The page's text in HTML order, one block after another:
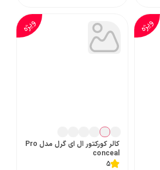
ویژه ویژه
کالر کورکتور ال ای گرل مدل Pro
conceal
5